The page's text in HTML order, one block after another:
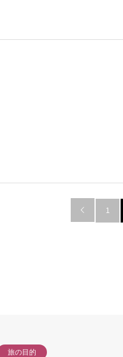
 1
旅の目的